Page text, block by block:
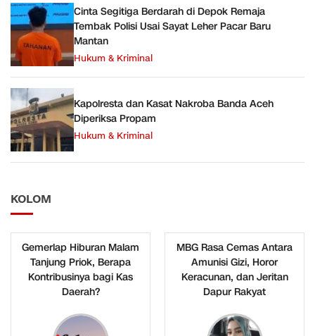
Cinta Segitiga Berdarah di Depok Remaja
Tembak Polisi Usai Sayat Leher Pacar Baru
Mantan
Hukum & Kriminal
Kapolresta dan Kasat Nakroba Banda Aceh
Diperiksa Propam
Hukum & Kriminal
KOLOM
Gemerlap Hiburan Malam
Tanjung Priok, Berapa
Kontribusinya bagi Kas
Daerah?
MBG Rasa Cemas Antara
Amunisi Gizi, Horor
Keracunan, dan Jeritan
Dapur Rakyat